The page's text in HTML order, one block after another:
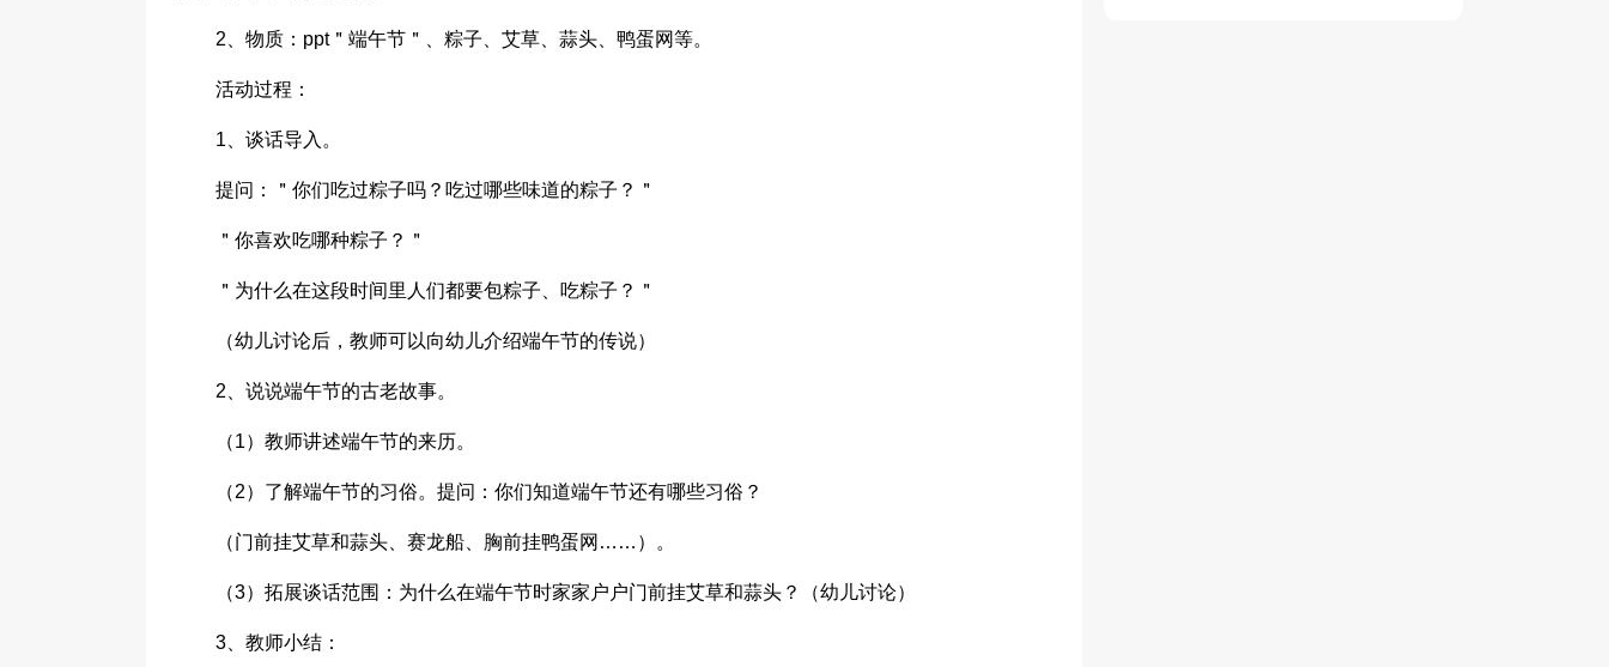
2、物质：ppt＂端午节＂、粽子、艾草、蒜头、鸭蛋网等。
活动过程：
1、谈话导入。
提问：＂你们吃过粽子吗？吃过哪些味道的粽子？＂
＂你喜欢吃哪种粽子？＂
＂为什么在这段时间里人们都要包粽子、吃粽子？＂
（幼儿讨论后，教师可以向幼儿介绍端午节的传说）
2、说说端午节的古老故事。
（1）教师讲述端午节的来历。
（2）了解端午节的习俗。提问：你们知道端午节还有哪些习俗？
（门前挂艾草和蒜头、赛龙船、胸前挂鸭蛋网……）。
（3）拓展谈话范围：为什么在端午节时家家户户门前挂艾草和蒜头？（幼儿讨论）
3、教师小结：